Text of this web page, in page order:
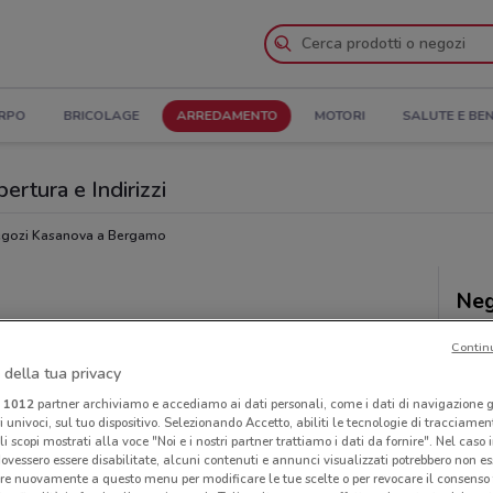
BRICOLAGE ARREDAMENTO MOTORI SALUTE E
e Indirizzi
Kasanova a Bergamo
della tua privacy
1012partner archiviamo e accediamo ai dati personali, come i dati di navigazione
sul tuo dispositivo. Selezionando Accetto, abiliti le tecnologie di
scopi mostrati alla voce "Noi e i nostri partner trattiamo i dati da fornire". Nel caso
essere disabilitate, alcuni contenuti e annunci visualizzati potrebbero non
nuovamente a questo menu per modificare le tue scelte o per revocare il